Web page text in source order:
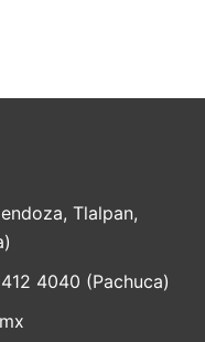
Tlalpan,
4040 (Pachuca)